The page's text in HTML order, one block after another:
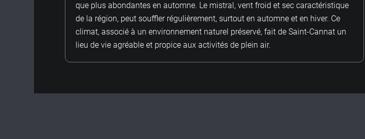
que plus abondantes en automne. Le mistral, vent froid et sec caractéristique
de la région, peut souffler régulièrement, surtout en automne et en hiver. Ce
climat, associé à un environnement naturel préservé, fait de Saint-Cannat un
lieu de vie agréable et propice aux activités de plein air.